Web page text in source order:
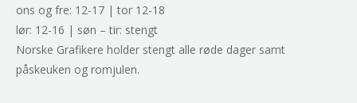
ons og fre: 12-17 | tor 12-18
lør: 12-16 | søn – tir: stengt
Norske Grafikere holder stengt alle røde dager samt
påskeuken og romjulen.